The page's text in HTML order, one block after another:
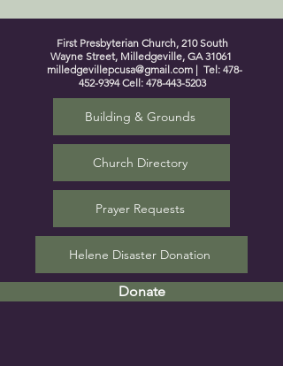
First Presbyterian Church, 210 South
Wayne Street, Milledgeville, GA 31061
milledgevillepcusa@gmail.com | Tel: 478-
452-9394Cell: 478-443-5203
Building & Grounds
Church Directory
Prayer Requests
Helene Disaster Donation
Donate